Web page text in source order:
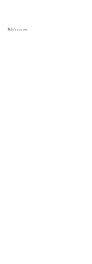
Νύχια